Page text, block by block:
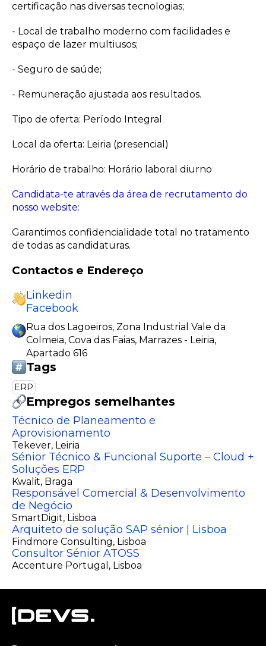
certificação nas diversas tecnologias;
- Local de trabalho moderno com facilidades e
espaço de lazer multiusos;
- Seguro de saúde;
- Remuneração ajustada aos resultados.
Tipo de oferta: Período Integral
Local da oferta: Leiria (presencial)
Horário de trabalho: Horário laboral diurno
Candidata-te através da área de recrutamento do
nosso website:
Garantimos confidencialidade total no tratamento
de todas as candidaturas.
Contactos e Endereço
Linkedin
Facebook
Rua dos Lagoeiros, Zona Industrial Vale da
Colmeia, Cova das Faias, Marrazes - Leiria,
Apartado 616
Tags
ERP
Empregos semelhantes
Técnico de Planeamento e
Aprovisionamento
Tekever, Leiria
Sénior Técnico & Funcional Suporte – Cloud +
Soluções ERP
Kwalit, Braga
Responsável Comercial & Desenvolvimento
de Negócio
SmartDigit, Lisboa
Arquiteto de solução SAP sénior | Lisboa
Findmore Consulting, Lisboa
Consultor Sénior ATOSS
Accenture Portugal , Lisboa